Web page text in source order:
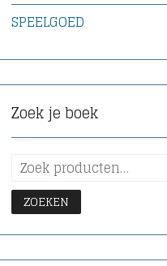
SPEELGOED
Zoek je boek
ZOEKEN